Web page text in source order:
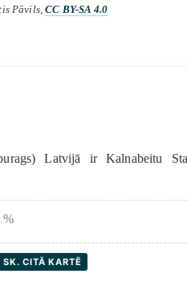
Pāvils,CC BY-SA 4.0
Latvijā ir Kalnabeitu
%
SK. CITĀ KARTĒ